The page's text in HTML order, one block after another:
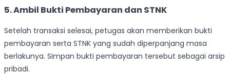
5. Ambil Bukti Pembayaran dan STNK
Setelah transaksi selesai, petugas akan memberikan bukti
pembayaran serta STNK yang sudah diperpanjang masa
berlakunya. Simpan bukti pembayaran tersebut sebagai arsip
pribadi.